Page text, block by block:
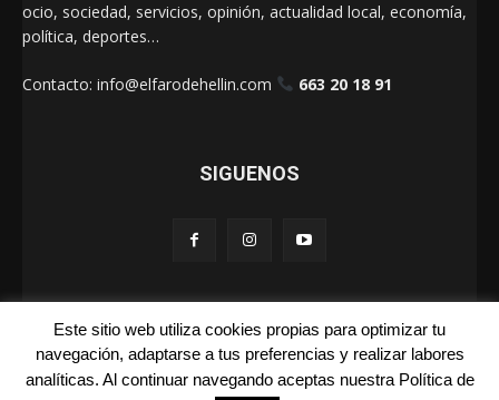
ocio, sociedad, servicios, opinión, actualidad local, economía,
política, deportes…
Contacto: info@elfarodehellin.com 663 20 18 91
SIGUENOS
El Faro de Hellín 2025
Galerías Cartas La Foto de la Semana Quienes Somos
Este sitio web utiliza cookies propias para optimizar tu
navegación, adaptarse a tus preferencias y realizar labores
analíticas. Al continuar navegando aceptas nuestra Política de